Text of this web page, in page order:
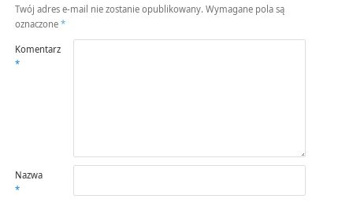
Twój adres e-mail nie zostanie opublikowany. Wymagane pola są
oznaczone *
Komentarz
*
Nazwa
*